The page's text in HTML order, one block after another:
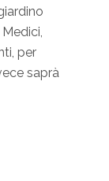
per
saprà